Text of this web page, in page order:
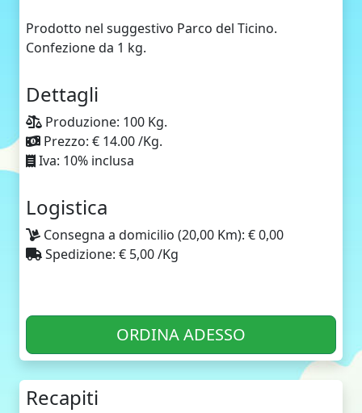
Prodotto nel suggestivo Parco del Ticino.
Confezione da 1 kg.
Dettagli
Produzione: 100 Kg.
Prezzo: € 14.00 /Kg.
Iva: 10% inclusa
Logistica
Consegna a domicilio (20,00 Km): € 0,00
Spedizione: € 5,00 /Kg
ORDINA ADESSO
Recapiti